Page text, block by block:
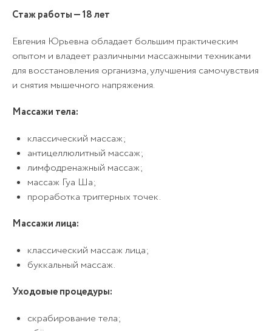
Стаж работы — 18 лет
Евгения Юрьевна обладает большим практическим
опытом и владеет различными массажными техниками
для восстановления организма, улучшения самочувствия
и снятия мышечного напряжения.
Массажи тела:
классический массаж;
антицеллюлитный массаж;
лимфодренажный массаж;
массаж Гуа Ша;
проработка триггерных точек.
Массажи лица:
классический массаж лица;
буккальный массаж.
Уходовые процедуры:
скрабирование тела;